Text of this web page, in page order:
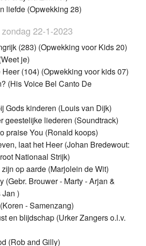
liefde (Opwekking 28)
22-1-2023
(283) (Opwekking voor Kids 20)
je)
(104) (Opwekking voor kids 07)
(His Voice Bel Canto De
Gods kinderen (Louis van Dijk)
geestelijke liederen (Soundtrack)
praise You (Ronald koops)
laat het Heer (Johan Bredewout:
Nationaal Strijk)
op aarde (Marjolein de Wit)
(Gebr. Brouwer - Marty - Arjan &
)
- Samenzang)
en blijdschap (Urker Zangers o.l.v.
(Rob and Gilly)